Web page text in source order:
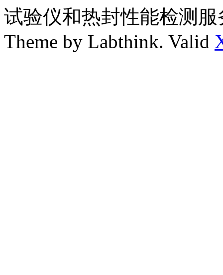
试验仪和热封性能检测
Theme by Labthink. Valid